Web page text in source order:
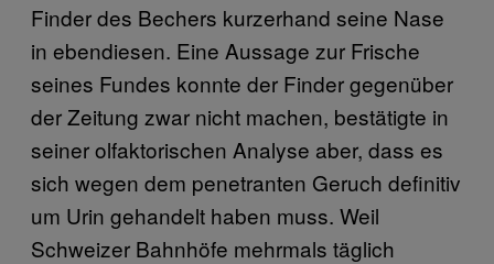
Finder des Bechers kurzerhand seine Nase
in ebendiesen. Eine Aussage zur Frische
seines Fundes konnte der Finder gegenüber
der Zeitung zwar nicht machen, bestätigte in
seiner olfaktorischen Analyse aber, dass es
sich wegen dem penetranten Geruch definitiv
um Urin gehandelt haben muss. Weil
Schweizer Bahnhöfe mehrmals täglich